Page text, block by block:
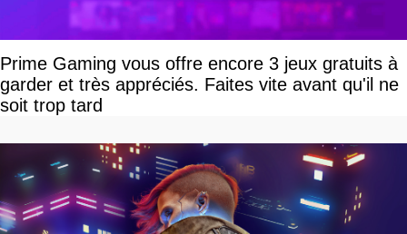
Prime Gaming vous offre encore 3 jeux gratuits à
garder et très appréciés. Faites vite avant qu'il ne
soit trop tard